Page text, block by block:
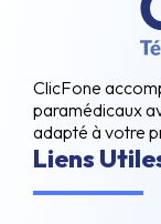
ClicFone
paramédicaux
adapté à votre
Liens